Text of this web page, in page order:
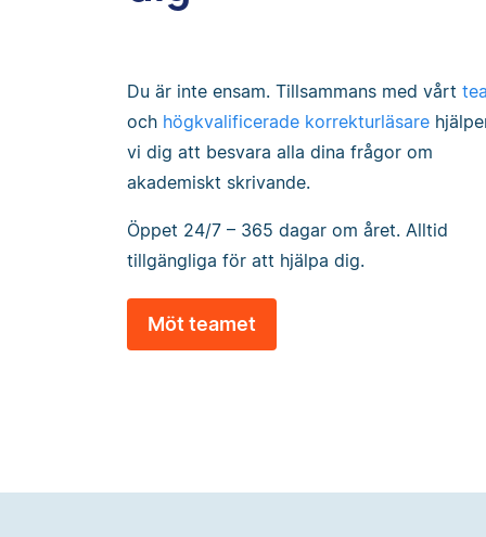
Du är inte ensam. Tillsammans med vårt
och högkvalificerade korrekturläsare
vi dig att besvara alla dina frågor om
akademiskt skrivande.
Öppet 24/7 – 365 dagar om året. Alltid
tillgängliga för att hjälpa dig.
Möt teamet